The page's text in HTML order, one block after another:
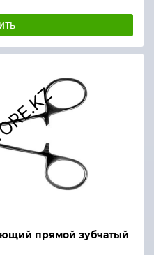
прямой зубчатый